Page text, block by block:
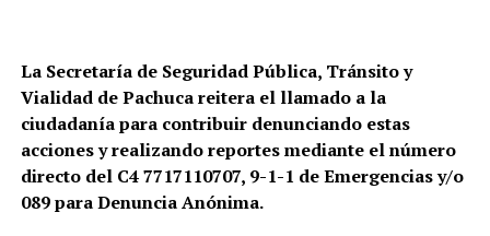
La Secretaría de Seguridad Pública, Tránsito y
Vialidad de Pachuca reitera el llamado a la
ciudadanía para contribuir denunciando estas
acciones y realizando reportes mediante el número
directo del C4 7717110707, 9-1-1 de Emergencias y/o
089 para Denuncia Anónima.